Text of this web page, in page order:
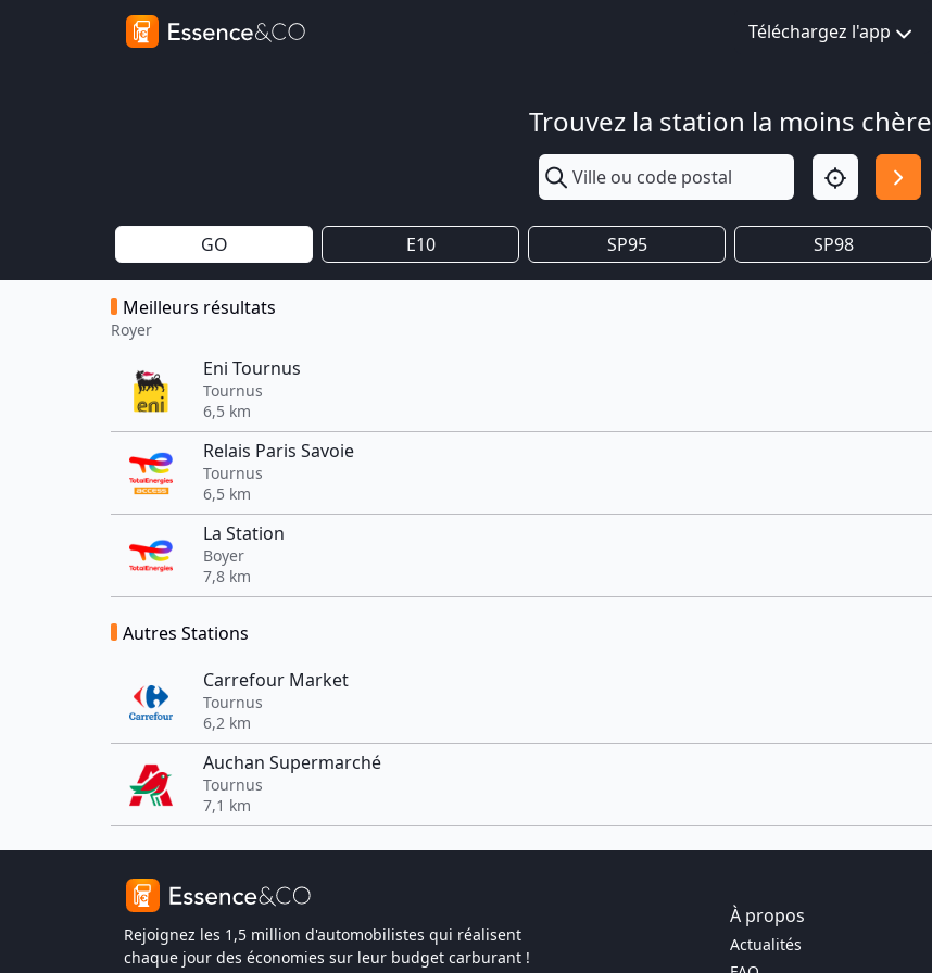
Téléchargez l'app
Trouvez la station la moins chère
GO E10 SP95 SP98
Meilleurs résultats
Royer
Eni Tournus
Tournus
6,5 km
Relais Paris Savoie
Tournus
6,5 km
La Station
Boyer
7,8 km
Autres Stations
Carrefour Market
Tournus
6,2 km
Auchan Supermarché
Tournus
7,1 km
Rejoignez les 1,5 million d'automobilistes qui réalisent
chaque jour des économies sur leur budget carburant !
À propos
Actualités